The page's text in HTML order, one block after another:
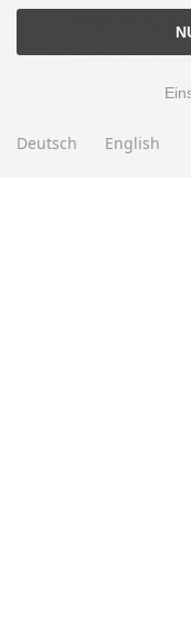
Altölentsorgung
Erklärung zur
Entsorgung
Abholung
Deutsch English